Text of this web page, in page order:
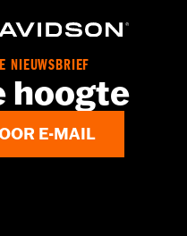
I
NIEUWSBRIEF
hoogte
E-MAIL